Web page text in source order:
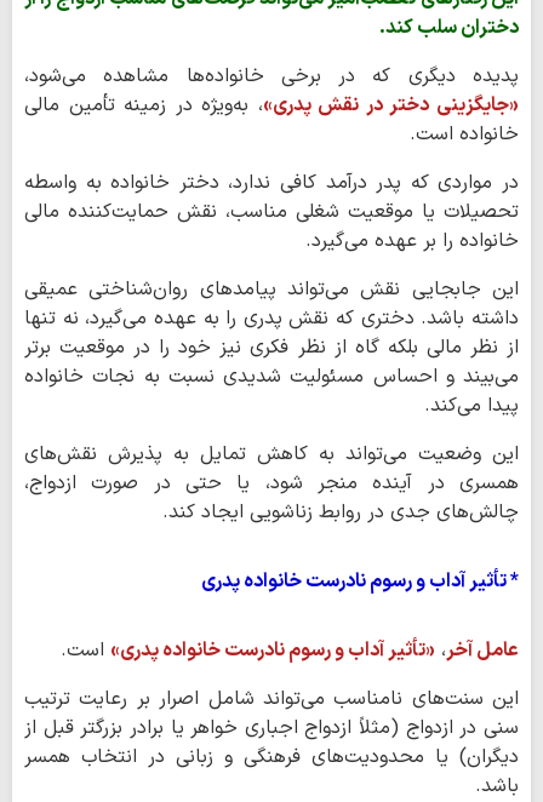
دختران سلب کند.
پدیده دیگری که در برخی خانواده‌ها مشاهده می‌شود،
«جایگزینی دختر در نقش پدری»، به‌ویژه در زمینه تأمین مالی
خانواده است.
در مواردی که پدر درآمد کافی ندارد، دختر خانواده به واسطه
تحصیلات یا موقعیت شغلی مناسب، نقش حمایت‌کننده مالی
خانواده را بر عهده می‌گیرد.
این جابجایی نقش می‌تواند پیامدهای روان‌شناختی عمیقی
داشته باشد. دختری که نقش پدری را به عهده می‌گیرد، نه تنها
از نظر مالی بلکه گاه از نظر فکری نیز خود را در موقعیت برتر
می‌بیند و احساس مسئولیت شدیدی نسبت به نجات خانواده
پیدا می‌کند.
این وضعیت می‌تواند به کاهش تمایل به پذیرش نقش‌های
همسری در آینده منجر شود، یا حتی در صورت ازدواج،
چالش‌های جدی در روابط زناشویی ایجاد کند.
* تأثیر آداب و رسوم نادرست خانواده پدری
عامل آخر، «تأثیر آداب و رسوم نادرست خانواده پدری» است.
این سنت‌های نامناسب می‌تواند شامل اصرار بر رعایت ترتیب
سنی در ازدواج (مثلاً ازدواج اجباری خواهر یا برادر بزرگتر قبل از
دیگران) یا محدودیت‌های فرهنگی و زبانی در انتخاب همسر
باشد.